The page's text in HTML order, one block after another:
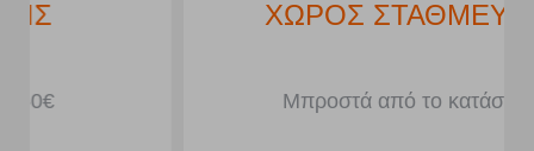
ΧΩΡΟΣ ΣΤΑΘΜΕΥΣΗΣ
Μπροστά από το κατάστημα